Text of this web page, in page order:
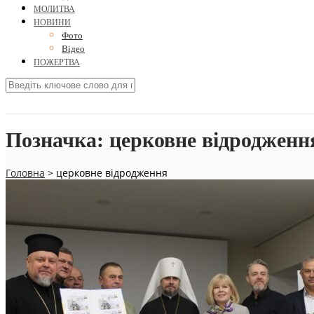
МОЛИТВА
НОВИНИ
Фото
Відео
ПОЖЕРТВА
Позначка: церковне
Головна > церковне відродження